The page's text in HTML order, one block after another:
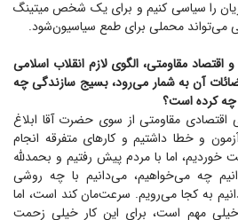
را سیاسی کنیم و برای یک شخص میتینگ
می‌تواند محملی برای طمع سیاسیون‌شود.
مقاومتی، الگوی لازم انقلاب اسلامی
آن به شمار می‌رود، بسیج سازندگی چه
چه کرده است؟
کلی اقتصادی مقاومتی از سوی حضرت آقا ابلاغ
و خطا داشتیم و کار‌های متفرقه انجام
اما با مردم پیش رفتیم و بحمدلله
چه می‌خواهیم، می‌دانیم با چه روشی
به کجا می‌رویم. سرعت‌مان کند است، اما
خیلی مهم است، برای این کار خیلی زحمت